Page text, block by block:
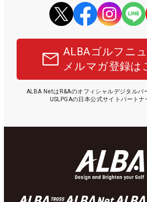
ALBAゴルフニ
メルマガ登録は
ALBA NetはR&Aのオフィシャルデジタルパ
USLPGAの日本公式サイトパートナ